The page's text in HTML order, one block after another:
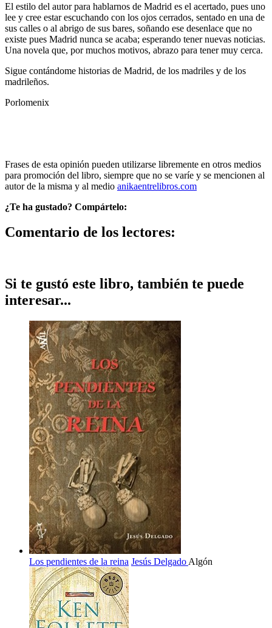
El estilo del autor para hablarnos de Madrid es el acertado, pues uno
lee y cree estar escuchando con los ojos cerrados, sentado en una de
sus calles o al abrigo de sus bares, soñando ese desenlace que no
existe pues Madrid nunca se acaba; esperando tener nuevas noticias.
Una novela que, por muchos motivos, abrazo para tener muy cerca.
Sigue contándome historias de Madrid, de los madriles y de los
madrileños.
Porlomenix
Frases de esta opinión pueden utilizarse libremente en otros medios
para promoción del libro, siempre que no se varíe y se mencionen al
autor de la misma y al medio anikaentrelibros.com
¿Te ha gustado? Compártelo:
Comentario de los lectores:
Si te gustó este libro, también te puede
interesar...
Los pendientes de la reina Jesús Delgado Algón